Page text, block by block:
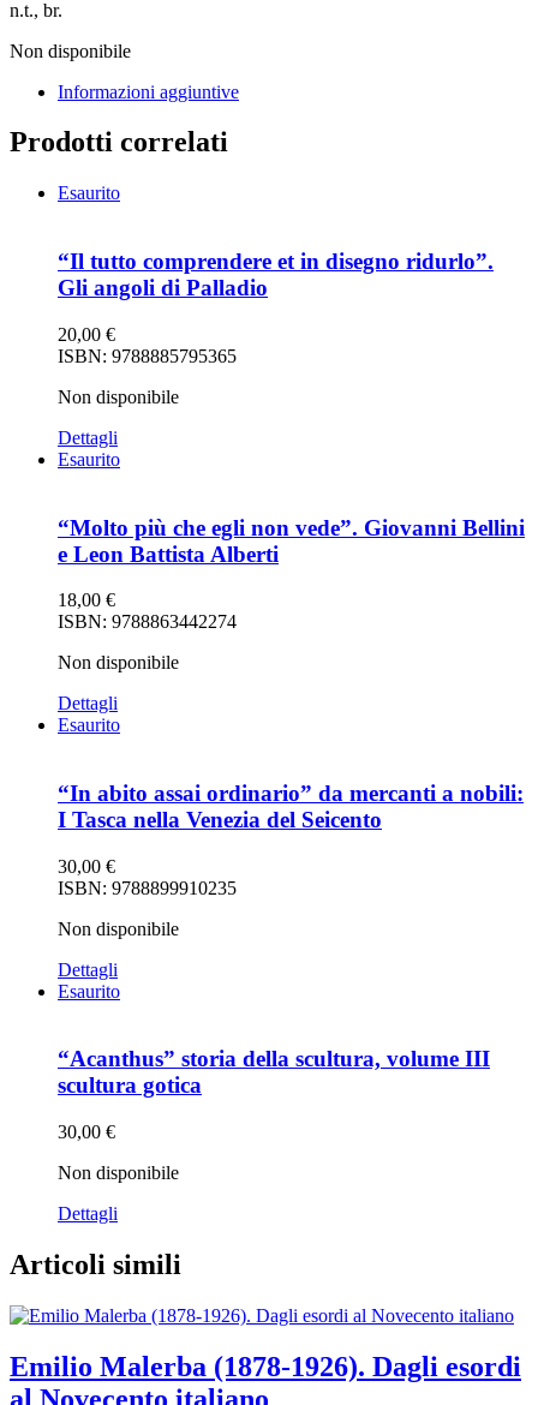
n.t., br.
Non disponibile
Informazioni aggiuntive
Prodotti correlati
Esaurito
“Il tutto comprendere et in disegno ridurlo”.
Gli angoli di Palladio
20,00 €
ISBN: 9788885795365
Non disponibile
Dettagli
Esaurito
“Molto più che egli non vede”. Giovanni Bellini
e Leon Battista Alberti
18,00 €
ISBN: 9788863442274
Non disponibile
Dettagli
Esaurito
“In abito assai ordinario” da mercanti a nobili:
I Tasca nella Venezia del Seicento
30,00 €
ISBN: 9788899910235
Non disponibile
Dettagli
Esaurito
“Acanthus” storia della scultura, volume III
scultura gotica
30,00 €
Non disponibile
Dettagli
Articoli simili
Emilio Malerba (1878-1926). Dagli esordi